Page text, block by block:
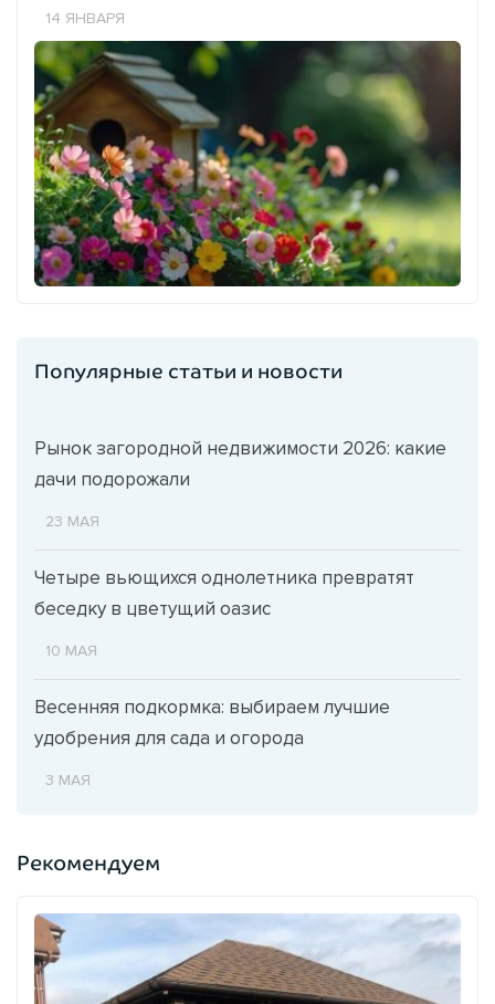
14 ЯНВАРЯ
Популярные статьи и новости
Рынок загородной недвижимости 2026: какие
дачи подорожали
23 МАЯ
Четыре вьющихся однолетника превратят
беседку в цветущий оазис
10 МАЯ
Весенняя подкормка: выбираем лучшие
удобрения для сада и огорода
3 МАЯ
Рекомендуем